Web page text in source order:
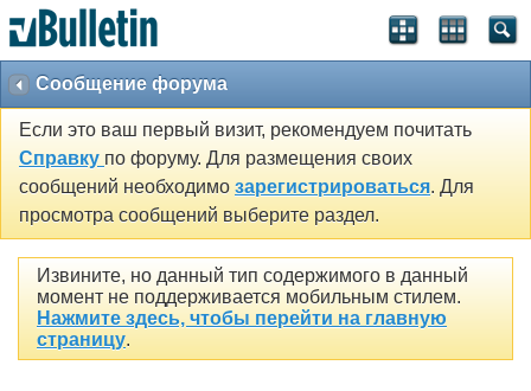
Сообщение форума
Если это ваш первый визит, рекомендуем почитать
Справку по форуму. Для размещения своих
сообщений необходимо зарегистрироваться. Для
просмотра сообщений выберите раздел.
Извините, но данный тип содержимого в данный
момент не поддерживается мобильным стилем.
Нажмите здесь, чтобы перейти на главную
страницу.